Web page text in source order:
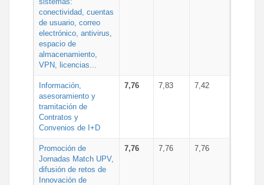
conectividad, cuentas
de usuario, correo
electrónico, antivirus,
espacio de
almacenamiento,
VPN, licencias...
Información,
asesoramiento y
tramitación de
Contratos y
Convenios de I+D
7,76 7,83 7,42
Promoción de
Jornadas Match UPV,
difusión de retos de
Innovación de
7,76 7,76 7,76